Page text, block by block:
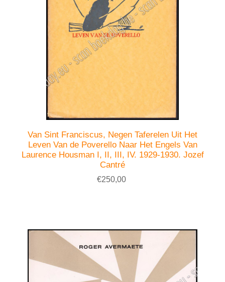
Van Sint Franciscus, Negen Taferelen Uit Het
Leven Van de Poverello Naar Het Engels Van
Laurence Housman I, II, III, IV. 1929-1930. Jozef
Cantré
€250,00